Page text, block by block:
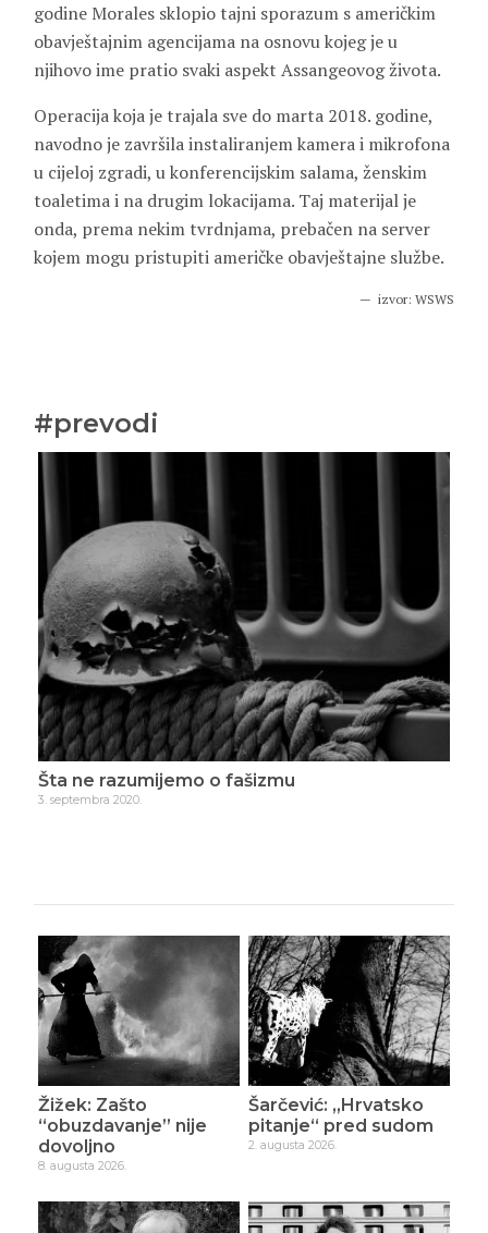
godine Morales sklopio tajni sporazum s američkim
obavještajnim agencijama na osnovu kojeg je u
njihovo ime pratio svaki aspekt Assangeovog života.
Operacija koja je trajala sve do marta 2018. godine,
navodno je završila instaliranjem kamera i mikrofona
u cijeloj zgradi, u konferencijskim salama, ženskim
toaletima i na drugim lokacijama. Taj materijal je
onda, prema nekim tvrdnjama, prebačen na server
kojem mogu pristupiti američke obavještajne službe.
izvor: WSWS
#prevodi
Šta ne razumijemo o fašizmu
3. septembra 2020.
Žižek: Zašto
“obuzdavanje” nije
dovoljno
8. augusta 2026.
Šarčević: „Hrvatsko
pitanje“ pred sudom
2. augusta 2026.